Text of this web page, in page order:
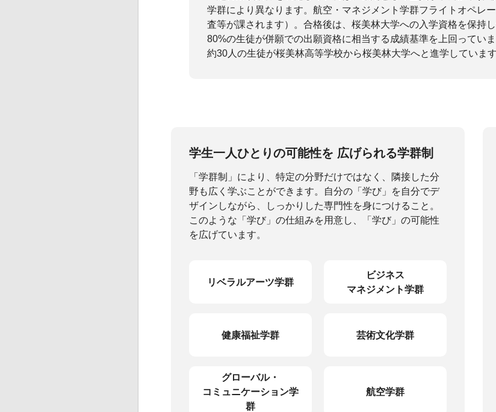
学群により異なります。航空・マネジメント学群フライトオペレ
査等が課されます）。合格後は、桜美林大学への入学資格を保持
80%の生徒が併願での出願資格に相当する成績基準を上回ってい
約30人の生徒が桜美林高等学校から桜美林大学へと進学しています
学生一人ひとりの可能性を 広げられる学群制
「学群制」により、特定の分野だけではなく、隣接した分
野も広く学ぶことができます。自分の「学び」を自分でデ
ザインしながら、しっかりした専門性を身につけること。
このような「学び」の仕組みを用意し、「学び」の可能性
を広げています。
リベラルアーツ学群
ビジネス
マネジメント学群
健康福祉学群 芸術文化学群
グローバル・
コミュニケーション学
群
航空学群